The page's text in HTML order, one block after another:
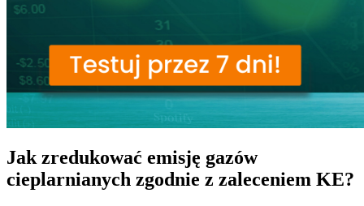
Jak zredukować emisję gazów
cieplarnianych zgodnie z zaleceniem KE?